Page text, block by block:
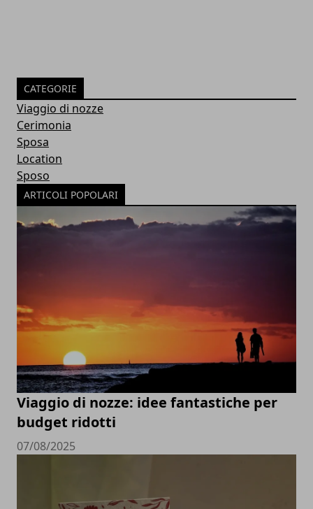
CATEGORIE
Viaggio di nozze
Cerimonia
Sposa
Location
Sposo
ARTICOLI POPOLARI
Viaggio di nozze: idee fantastiche per
budget ridotti
07/08/2025